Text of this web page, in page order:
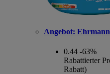
Angebot:
0.44 -63%
Rabattierter
Rabatt)